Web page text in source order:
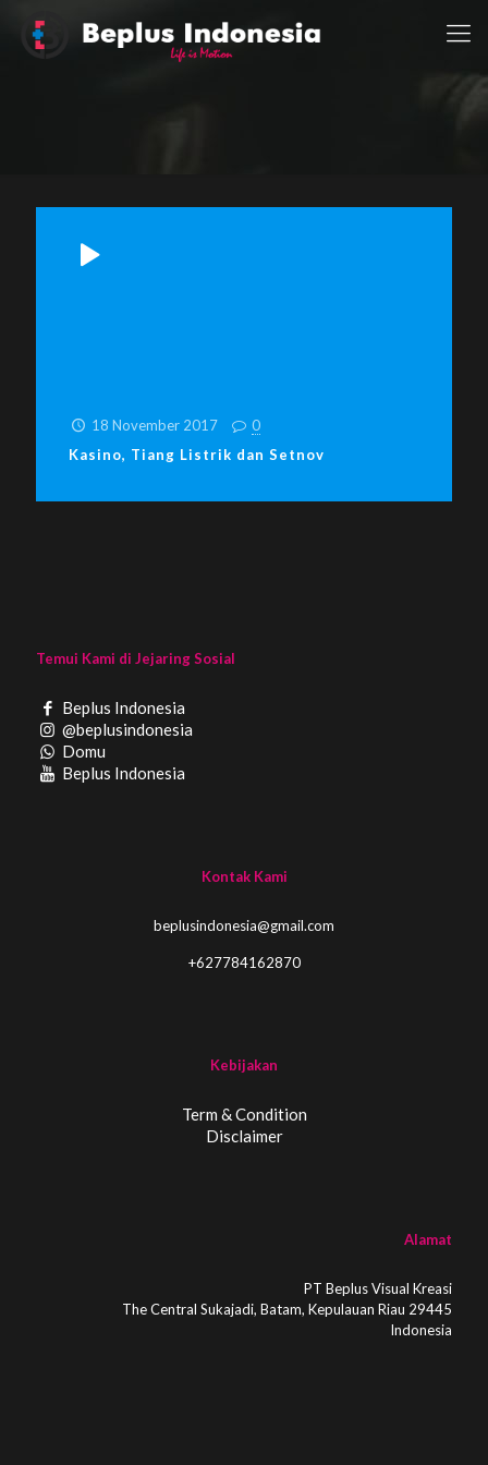
18 November 2017
0
Kasino, Tiang Listrik dan Setnov
Temui Kami di Jejaring Sosial
Beplus Indonesia
@beplusindonesia
Domu
Beplus Indonesia
Kontak Kami
beplusindonesia@gmail.com
+627784162870
Kebijakan
Term & Condition
Disclaimer
Alamat
PT Beplus Visual Kreasi
The Central Sukajadi, Batam, Kepulauan Riau 29445
Indonesia